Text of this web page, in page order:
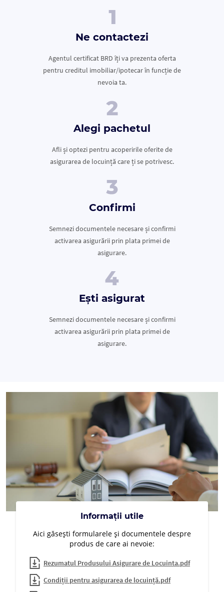
Ne contactezi
Agentul certificat BRD îți va prezenta oferta
pentru creditul imobiliar/ipotecar în funcție de
nevoia ta.
Alegi pachetul
Afli și optezi pentru acoperirile oferite de
asigurarea de locuință care ți se potrivesc.
Confirmi
Semnezi documentele necesare și confirmi
activarea asigurării prin plata primei de
asigurare.
Ești asigurat
Semnezi documentele necesare și confirmi
activarea asigurării prin plata primei de
asigurare.
Informații utile
Aici găsești formularele și documentele despre
produs de care ai nevoie:
Rezumatul Produsului Asigurare de Locuinta.pdf
Condiții pentru asigurarea de locuință.pdf